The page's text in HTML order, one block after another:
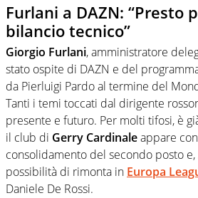
Furlani a DAZN: “Presto
bilancio tecnico”
Giorgio Furlani, amministratore
stato ospite di DAZN e del
da Pierluigi Pardo al termine del
Tanti i temi toccati dal dirigente
presente e futuro. Per molti tifosi, è
il club di Gerry Cardinaleappare
consolidamento del secondo posto
possibilità di rimonta in Europa
Daniele De Rossi.